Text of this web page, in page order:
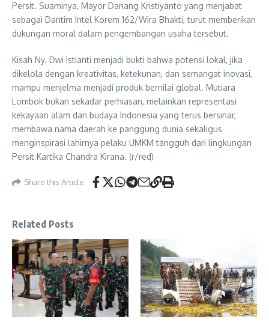
Persit. Suaminya, Mayor Danang Kristiyanto yang menjabat
sebagai Dantim Intel Korem 162/Wira Bhakti, turut memberikan
dukungan moral dalam pengembangan usaha tersebut.
Kisah Ny. Dwi Istianti menjadi bukti bahwa potensi lokal, jika
dikelola dengan kreativitas, ketekunan, dan semangat inovasi,
mampu menjelma menjadi produk bernilai global. Mutiara
Lombok bukan sekadar perhiasan, melainkan representasi
kekayaan alam dan budaya Indonesia yang terus bersinar,
membawa nama daerah ke panggung dunia sekaligus
menginspirasi lahirnya pelaku UMKM tangguh dari lingkungan
Persit Kartika Chandra Kirana. (r/red)
Share this Article
Related Posts